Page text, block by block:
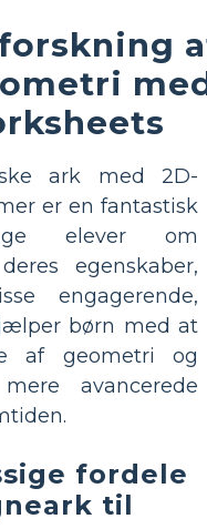
ark med 2D-
er en fantastisk
elever om
egenskaber,
engagerende,
børn med at
af geometri og
avancerede
fordele
til